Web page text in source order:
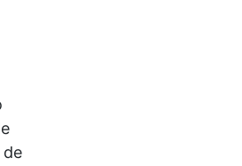
de